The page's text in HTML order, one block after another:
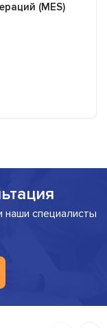
(MES)
наши специалисты